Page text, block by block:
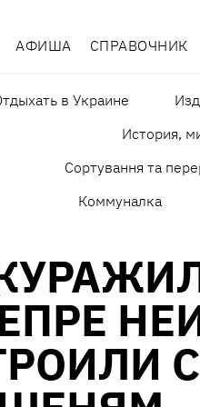
АФИША СПРАВОЧНИК
в Украине
История,
Сортування та
Коммуналка